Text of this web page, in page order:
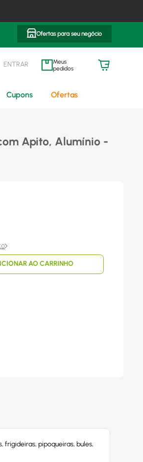
Ofertas para seu negócio
ENTRAR meus pedidos
Cupons Ofertas
Apito, Alumínio -
AO CARRINHO
frigideiras, pipoqueiras, bules,